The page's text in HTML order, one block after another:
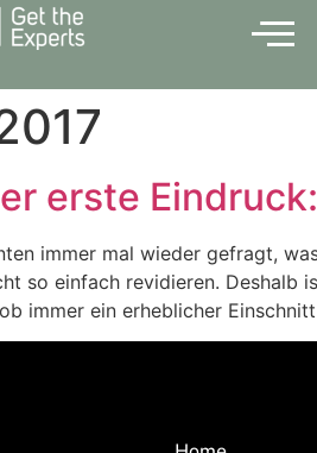
erste
immer mal wieder gefragt,
so einfach revidieren.
immer ein erheblicher